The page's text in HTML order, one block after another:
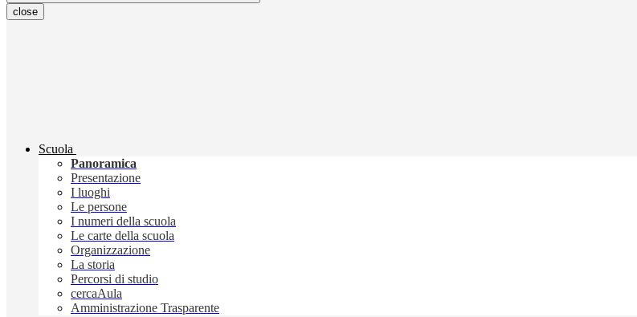
close
Scuola
Panoramica
Presentazione
I luoghi
Le persone
I numeri della scuola
Le carte della scuola
Organizzazione
La storia
Percorsi di studio
cercaAula
Amministrazione Trasparente